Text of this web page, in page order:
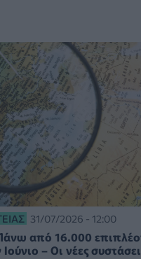
31/07/2026 - 12:00
από 16.000
– Οι νέες